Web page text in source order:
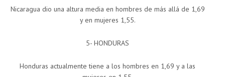
Nicaragua dio una altura media en hombres de más allá de 1,69
y en mujeres 1,55.
5- HONDURAS
Honduras actualmente tiene a los hombres en 1,69 y a las